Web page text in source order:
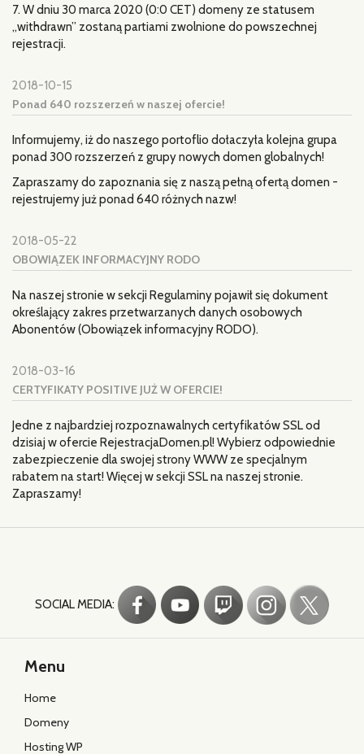
7. W dniu 30 marca 2020 (0:0 CET) domeny ze statusem
„withdrawn” zostaną partiami zwolnione do powszechnej
rejestracji.
2018-10-15
Ponad 640 rozszerzeń w naszej ofercie!
Informujemy, iż do naszego portoflio dołaczyła kolejna grupa
ponad 300 rozszerzeń z grupy nowych domen globalnych!
Zapraszamy do zapoznania się z naszą pełną ofertą domen -
rejestrujemy już ponad 640 różnych nazw!
2018-05-22
OBOWIĄZEK INFORMACYJNY RODO
Na naszej stronie w sekcji Regulaminy pojawił się dokument
określający zakres przetwarzanych danych osobowych
Abonentów (Obowiązek informacyjny RODO).
2018-03-16
CERTYFIKATY POSITIVE JUŻ W OFERCIE!
Jedne z najbardziej rozpoznawalnych certyfikatów SSL od
dzisiaj w ofercie RejestracjaDomen.pl! Wybierz odpowiednie
zabezpieczenie dla swojej strony WWW ze specjalnym
rabatem na start! Więcej w sekcji SSL na naszej stronie.
Zapraszamy!
SOCIAL MEDIA:
Menu
Home
Domeny
Hosting WP